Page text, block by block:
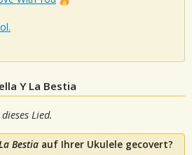
Y La Bestia
Lied.
Bestia auf Ihrer Ukulele gecovert?